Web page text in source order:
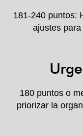
181-240 puntos:
ajustes
180 puntos o
priorizar la